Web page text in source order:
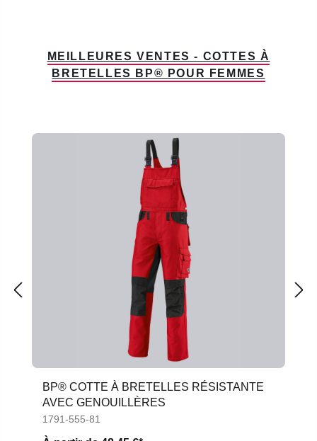
MEILLEURES VENTES - COTTES À
BRETELLES BP® POUR FEMMES
BP® COTTE À BRETELLES RÉSISTANTE
AVEC GENOUILLÈRES
1791-555-81